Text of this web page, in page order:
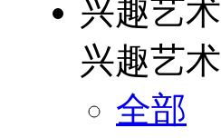
兴趣艺术
兴趣艺术
全部